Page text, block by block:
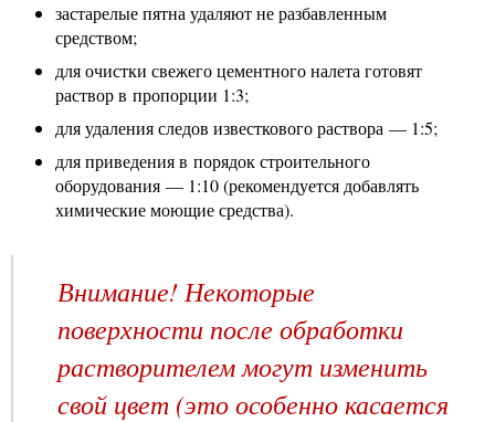
застарелые пятна удаляют не разбавленным
средством;
для очистки свежего цементного налета готовят
раствор в пропорции 1:3;
для удаления следов известкового раствора — 1:5;
для приведения в порядок строительного
оборудования — 1:10 (рекомендуется добавлять
химические моющие средства).
Внимание! Некоторые
поверхности после обработки
растворителем могут изменить
свой цвет (это особенно касается